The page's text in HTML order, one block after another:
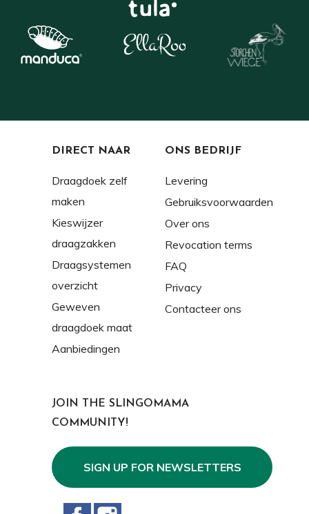
DIRECT NAAR
Draagdoek zelf
maken
Kieswijzer
draagzakken
Draagsystemen
overzicht
Geweven
draagdoek maat
Aanbiedingen
ONS BEDRIJF
Levering
Gebruiksvoorwaarden
Over ons
Revocation terms
FAQ
Privacy
Contacteer ons
JOIN THE SLINGOMAMA
COMMUNITY!
SIGN UP FOR NEWSLETTERS
Facebook